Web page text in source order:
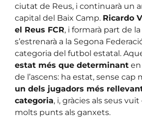
ciutat de Reus, i continuarà un
capital del Baix Camp. Ricardo
el Reus FCR, i formarà part de
s’estrenarà a la Segona
categoria del futbol estatal.
estat més que determinant
de l’ascens: ha estat, sense
un dels jugadors més
categoria, i, gràcies als seus
molts punts als ganxets.